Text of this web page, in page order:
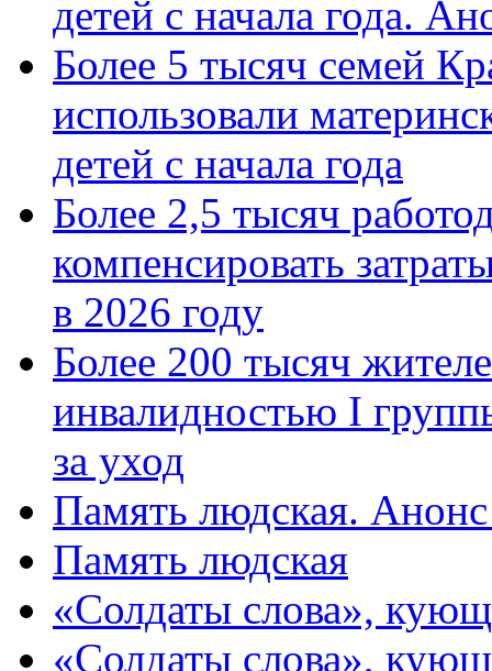
детей с начала года.
Более 5 тысяч семей
использовали
детей с начала года
Более 2,5 тысяч
компенсировать
в 2026 году
Более 200 тысяч
инвалидностью I
за уход
Память людская.
Память людская
«Солдаты слова»,
«Солдаты слова»,